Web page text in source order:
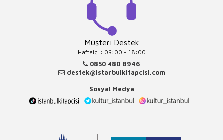
Müşteri Destek
Haftaiçi : 09:00 - 18:00
0850 480 8946
destek@istanbulkitapcisi.com
Sosyal Medya